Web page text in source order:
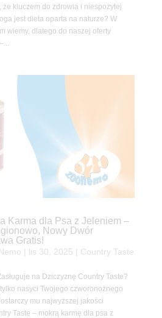
że kluczem do zdrowia i niespożytej
jest dieta oparta na naturze? W
wiemy, dlatego do naszej oferty
Karma dla Psa z Jeleniem –
Nowy Dwór
Gratis!
lis 30, 2025 Country Taste
na Dziczyznę Country Taste?
nasyci Twojego czworonożnego
mu najwyższej jakości
Taste – mokrą karmę dla psa z